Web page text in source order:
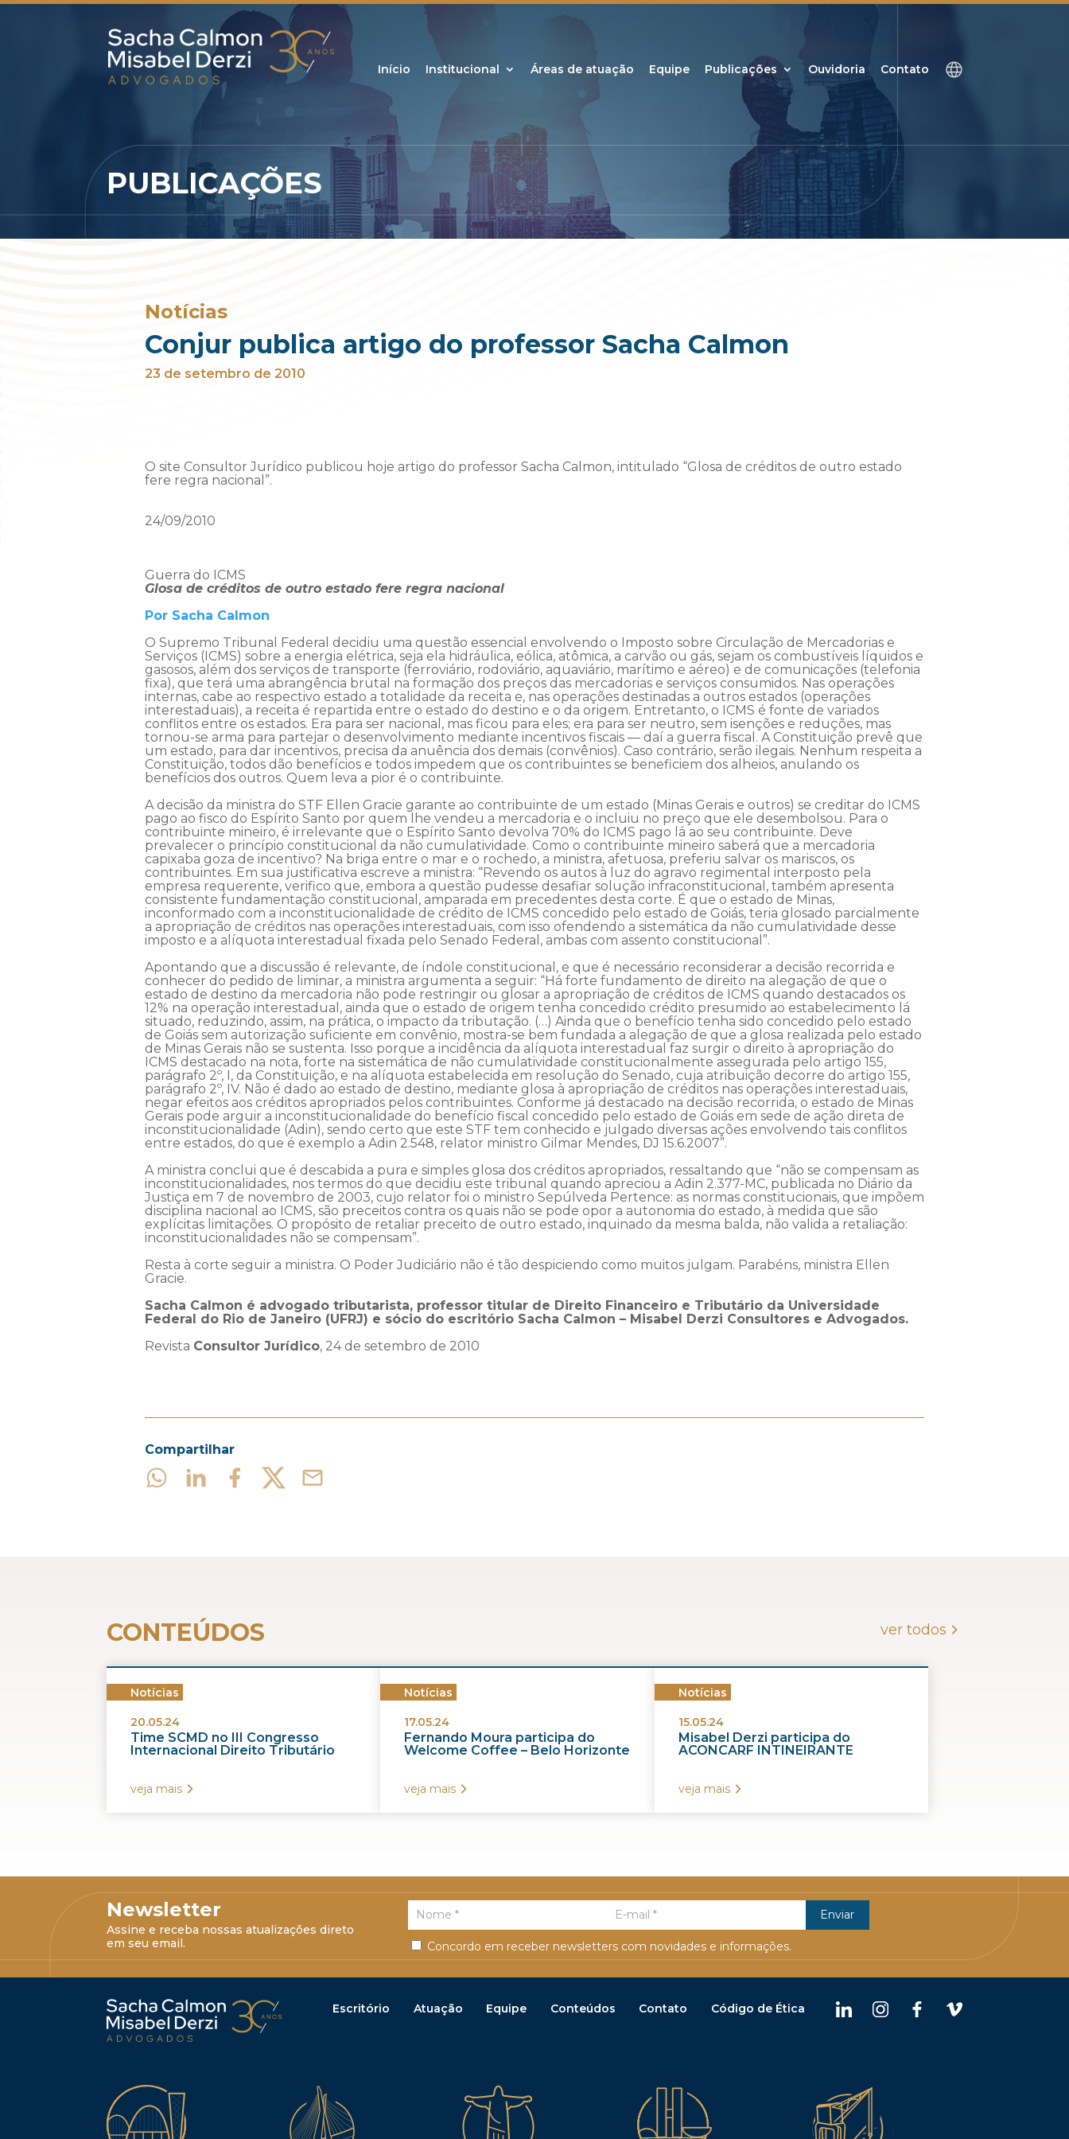
Início Institucional Áreas de atuação Equipe Publicações Ouvidoria Contato
PUBLICAÇÕES
Notícias
Conjur publica artigo do professor Sacha Calmon
23 de setembro de 2010
O site Consultor Jurídico publicou hoje artigo do professor Sacha Calmon, intitulado “Glosa de créditos de outro estado
fere regra nacional”.
24/09/2010
Guerra do ICMS
Glosa de créditos de outro estado fere regra nacional
Por Sacha Calmon
O Supremo Tribunal Federal decidiu uma questão essencial envolvendo o Imposto sobre Circulação de Mercadorias e
Serviços (ICMS) sobre a energia elétrica, seja ela hidráulica, eólica, atômica, a carvão ou gás, sejam os combustíveis líquidos e
gasosos, além dos serviços de transporte (ferroviário, rodoviário, aquaviário, marítimo e aéreo) e de comunicações (telefonia
fixa), que terá uma abrangência brutal na formação dos preços das mercadorias e serviços consumidos. Nas operações
internas, cabe ao respectivo estado a totalidade da receita e, nas operações destinadas a outros estados (operações
interestaduais), a receita é repartida entre o estado do destino e o da origem. Entretanto, o ICMS é fonte de variados
conflitos entre os estados. Era para ser nacional, mas ficou para eles; era para ser neutro, sem isenções e reduções, mas
tornou-se arma para partejar o desenvolvimento mediante incentivos fiscais — daí a guerra fiscal. A Constituição prevê que
um estado, para dar incentivos, precisa da anuência dos demais (convênios). Caso contrário, serão ilegais. Nenhum respeita a
Constituição, todos dão benefícios e todos impedem que os contribuintes se beneficiem dos alheios, anulando os
benefícios dos outros. Quem leva a pior é o contribuinte.
A decisão da ministra do STF Ellen Gracie garante ao contribuinte de um estado (Minas Gerais e outros) se creditar do ICMS
pago ao fisco do Espírito Santo por quem lhe vendeu a mercadoria e o incluiu no preço que ele desembolsou. Para o
contribuinte mineiro, é irrelevante que o Espírito Santo devolva 70% do ICMS pago lá ao seu contribuinte. Deve
prevalecer o princípio constitucional da não cumulatividade. Como o contribuinte mineiro saberá que a mercadoria
capixaba goza de incentivo? Na briga entre o mar e o rochedo, a ministra, afetuosa, preferiu salvar os mariscos, os
contribuintes. Em sua justificativa escreve a ministra: “Revendo os autos à luz do agravo regimental interposto pela
empresa requerente, verifico que, embora a questão pudesse desafiar solução infraconstitucional, também apresenta
consistente fundamentação constitucional, amparada em precedentes desta corte. É que o estado de Minas,
inconformado com a inconstitucionalidade de crédito de ICMS concedido pelo estado de Goiás, teria glosado parcialmente
a apropriação de créditos nas operações interestaduais, com isso ofendendo a sistemática da não cumulatividade desse
imposto e a alíquota interestadual fixada pelo Senado Federal, ambas com assento constitucional”.
Apontando que a discussão é relevante, de índole constitucional, e que é necessário reconsiderar a decisão recorrida e
conhecer do pedido de liminar, a ministra argumenta a seguir: “Há forte fundamento de direito na alegação de que o
estado de destino da mercadoria não pode restringir ou glosar a apropriação de créditos de ICMS quando destacados os
12% na operação interestadual, ainda que o estado de origem tenha concedido crédito presumido ao estabelecimento lá
situado, reduzindo, assim, na prática, o impacto da tributação. (…) Ainda que o benefício tenha sido concedido pelo estado
de Goiás sem autorização suficiente em convênio, mostra-se bem fundada a alegação de que a glosa realizada pelo estado
de Minas Gerais não se sustenta. Isso porque a incidência da alíquota interestadual faz surgir o direito à apropriação do
ICMS destacado na nota, forte na sistemática de não cumulatividade constitucionalmente assegurada pelo artigo 155,
parágrafo 2º, I, da Constituição, e na alíquota estabelecida em resolução do Senado, cuja atribuição decorre do artigo 155,
parágrafo 2º, IV. Não é dado ao estado de destino, mediante glosa à apropriação de créditos nas operações interestaduais,
negar efeitos aos créditos apropriados pelos contribuintes. Conforme já destacado na decisão recorrida, o estado de Minas
Gerais pode arguir a inconstitucionalidade do benefício fiscal concedido pelo estado de Goiás em sede de ação direta de
inconstitucionalidade (Adin), sendo certo que este STF tem conhecido e julgado diversas ações envolvendo tais conflitos
entre estados, do que é exemplo a Adin 2.548, relator ministro Gilmar Mendes, DJ 15.6.2007”.
A ministra conclui que é descabida a pura e simples glosa dos créditos apropriados, ressaltando que “não se compensam as
inconstitucionalidades, nos termos do que decidiu este tribunal quando apreciou a Adin 2.377-MC, publicada no Diário da
Justiça em 7 de novembro de 2003, cujo relator foi o ministro Sepúlveda Pertence: as normas constitucionais, que impõem
disciplina nacional ao ICMS, são preceitos contra os quais não se pode opor a autonomia do estado, à medida que são
explícitas limitações. O propósito de retaliar preceito de outro estado, inquinado da mesma balda, não valida a retaliação:
inconstitucionalidades não se compensam”.
Resta à corte seguir a ministra. O Poder Judiciário não é tão despiciendo como muitos julgam. Parabéns, ministra Ellen
Gracie.
Sacha Calmon é advogado tributarista, professor titular de Direito Financeiro e Tributário da Universidade
Federal do Rio de Janeiro (UFRJ) e sócio do escritório Sacha Calmon – Misabel Derzi Consultores e Advogados.
Revista Consultor Jurídico, 24 de setembro de 2010
Compartilhar
CONTEÚDOS ver todos
Notícias
20.05.24
Time SCMD no III Congresso
Internacional Direito Tributário
veja mais
Notícias
17.05.24
Fernando Moura participa do
Welcome Coffee – Belo Horizonte
veja mais
Notícias
15.05.24
Misabel Derzi participa do
ACONCARF INTINEIRANTE
veja mais
Newsletter
Assine e receba nossas atualizações direto
em seu email.
Concordo em receber newsletters com novidades e informações.
Escritório Atuação Equipe Conteúdos Contato Código de Ética